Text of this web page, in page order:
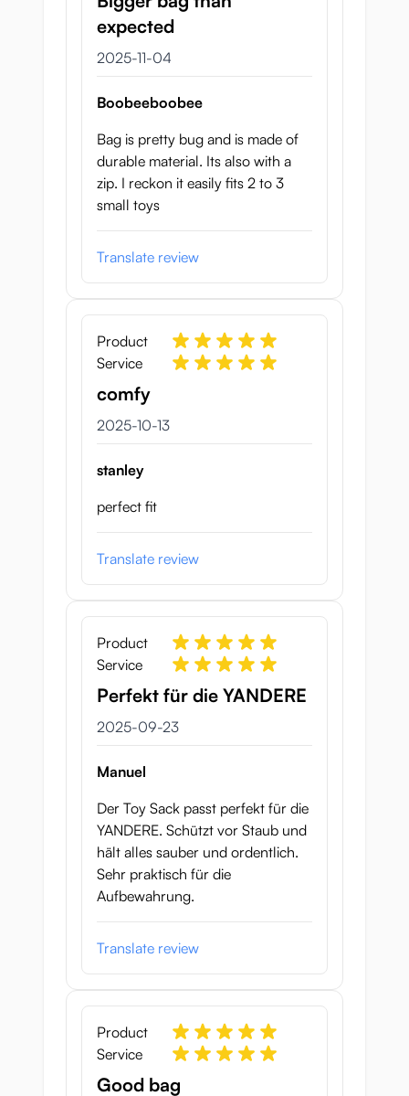
expected
4 november 2025
2025-11-04
Boobeeboobee
Bag is pretty bug and is made of
durable material. Its also with a
zip. I reckon it easily fits 2 to 3
small toys
Translate review
Product
Service
comfy
13 oktober 2025
2025-10-13
stanley
perfect fit
Translate review
Product
Service
Perfekt für die YANDERE
23 september 2025
2025-09-23
Manuel
Der Toy Sack passt perfekt für die
YANDERE. Schützt vor Staub und
hält alles sauber und ordentlich.
Sehr praktisch für die
Aufbewahrung.
Translate review
Product
Service
Good bag